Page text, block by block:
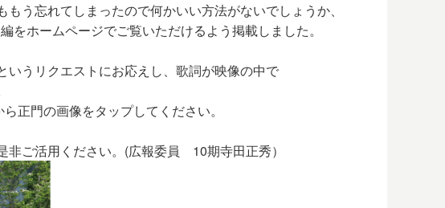
う忘れてしまったので何かいい方法がないでしょうか、
ホームページでご覧いただけるよう掲載しました。
うリクエストにお応えし、歌詞が映像の中で
正門の画像をタップしてください。
非ご活用ください。(広報委員 10期寺田正秀）